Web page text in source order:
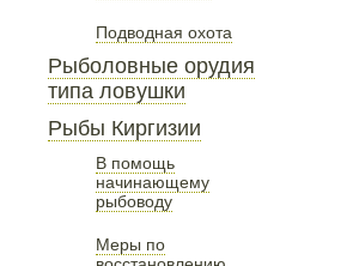
Подводная охота
Рыболовные орудия
типа ловушки
Рыбы Киргизии
В помощь
начинающему
рыбоводу
Меры по